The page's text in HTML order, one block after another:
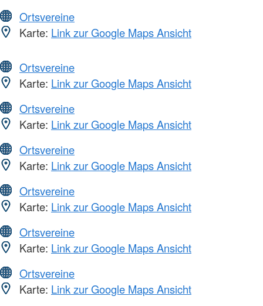
Ortsvereine
Karte: Link zur Google Maps Ansicht
Ortsvereine
Karte: Link zur Google Maps Ansicht
Ortsvereine
Karte: Link zur Google Maps Ansicht
Ortsvereine
Karte: Link zur Google Maps Ansicht
Ortsvereine
Karte: Link zur Google Maps Ansicht
Ortsvereine
Karte: Link zur Google Maps Ansicht
Ortsvereine
Karte: Link zur Google Maps Ansicht